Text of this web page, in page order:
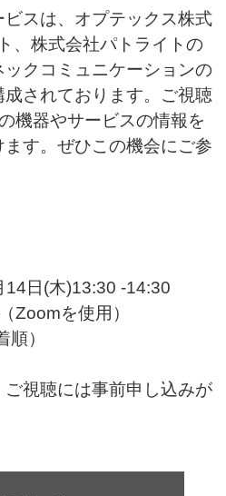
スは、オプテックス株式
、株式会社パトライトの
クコミュニケーションの
されております。ご視聴
機器やサービスの情報を
す。ぜひこの機会にご参
日(木)13:30 -14:30
を使用）
）
視聴には事前申し込みが